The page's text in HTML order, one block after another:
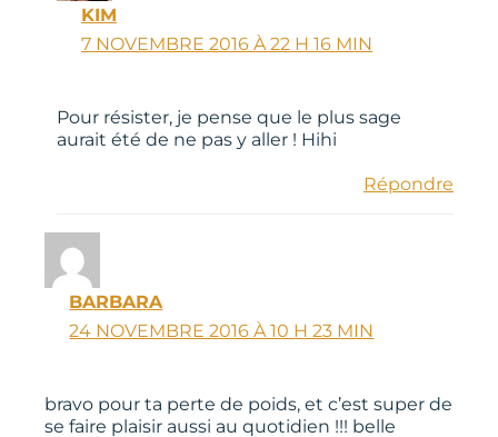
KIM
7 NOVEMBRE 2016 À 22 H 16 MIN
Pour résister, je pense que le plus sage
aurait été de ne pas y aller ! Hihi
Répondre
BARBARA
24 NOVEMBRE 2016 À 10 H 23 MIN
bravo pour ta perte de poids, et c’est super de
se faire plaisir aussi au quotidien !!! belle